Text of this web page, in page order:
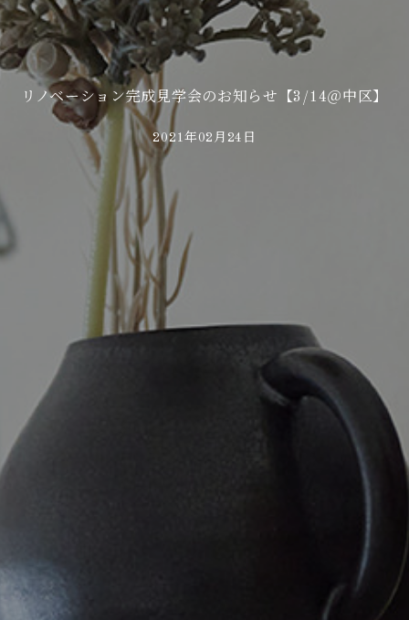
リノベーション完成見学会のお知らせ【3/14＠中区】
2021年02月24日